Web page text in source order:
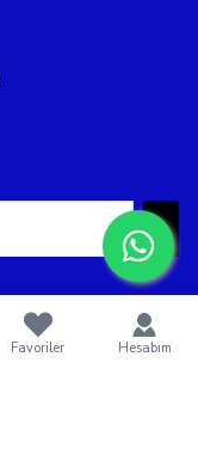
Favoriler Hesabım